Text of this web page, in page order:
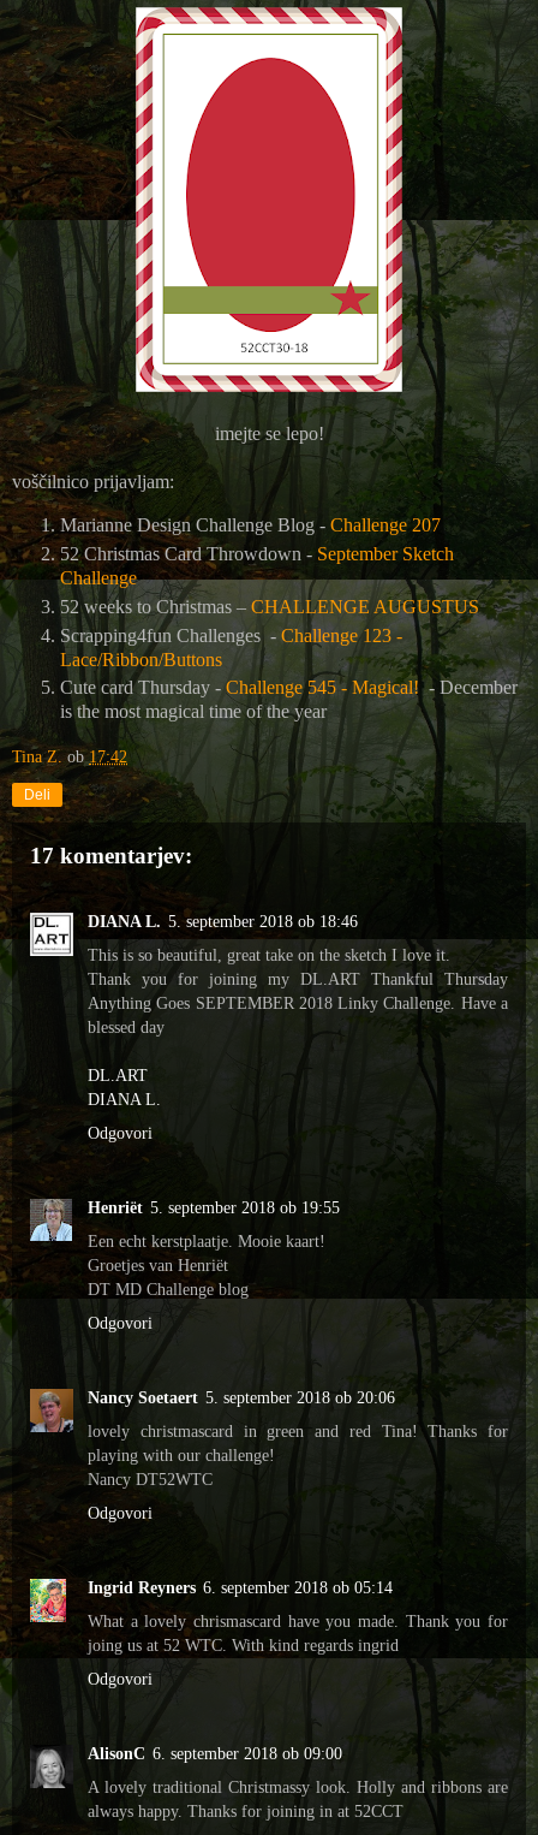
imejte se lepo!
voščilnico prijavljam:
Marianne Design Challenge Blog - Challenge 207
52 Christmas Card Throwdown - September Sketch
Challenge
52 weeks to Christmas – CHALLENGE AUGUSTUS
Scrapping4fun Challenges - Challenge 123 -
Lace/Ribbon/Buttons
Cute card Thursday - Challenge 545 - Magical! - December
is the most magical time of the year
Tina Z. ob17:42
Deli
17 komentarjev:
DIANA L. 5. september 2018 ob 18:46
This is so beautiful, great take on the sketch I love it.
Thank you for joining my DL.ART Thankful Thursday
Anything Goes SEPTEMBER 2018 Linky Challenge. Have a
blessed day
DL.ART
DIANA L.
Odgovori
Henriët 5. september 2018 ob 19:55
Een echt kerstplaatje. Mooie kaart!
Groetjes van Henriët
DT MD Challenge blog
Odgovori
Nancy Soetaert 5. september 2018 ob 20:06
lovely christmascard in green and red Tina! Thanks for
playing with our challenge!
Nancy DT52WTC
Odgovori
Ingrid Reyners 6. september 2018 ob 05:14
What a lovely chrismascard have you made. Thank you for
joing us at 52 WTC. With kind regards ingrid
Odgovori
AlisonC 6. september 2018 ob 09:00
A lovely traditional Christmassy look. Holly and ribbons are
always happy. Thanks for joining in at 52CCT